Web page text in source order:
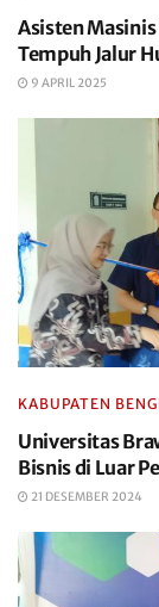
Asisten
Tempuh Jalur
9 APRIL 2025
KABUPATEN
Universitas
Bisnis di Luar
21 DESEMBER 2024